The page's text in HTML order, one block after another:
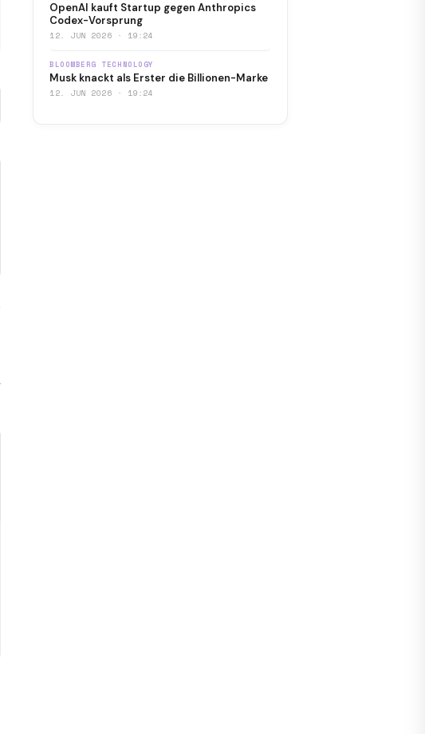
OpenAI kauft Startup gegen Anthropics
Codex-Vorsprung
12. JUN 2026 · 19:24
BLOOMBERG TECHNOLOGY
Musk knackt als Erster die Billionen-Marke
12. JUN 2026 · 19:24